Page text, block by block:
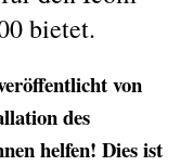
bietet.
von
des
helfen! Dies ist